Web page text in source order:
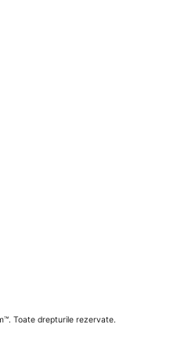
Toate drepturile rezervate.